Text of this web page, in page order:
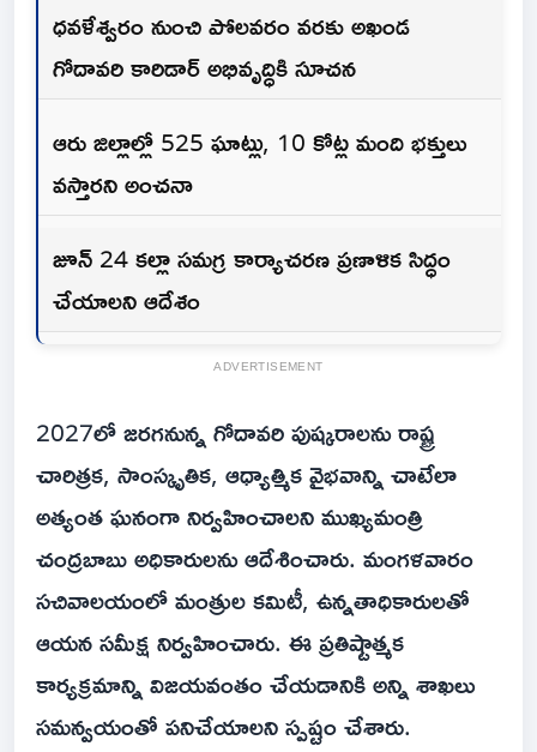
ధవళేశ్వరం నుంచి పోలవరం వరకు అఖండ
గోదావరి కారిడార్ అభివృద్ధికి సూచన
ఆరు జిల్లాల్లో 525 ఘాట్లు, 10 కోట్ల మంది భక్తులు
వస్తారని అంచనా
జూన్ 24 కల్లా సమగ్ర కార్యాచరణ ప్రణాళిక సిద్ధం
చేయాలని ఆదేశం
ADVERTISEMENT
2027లో జరగనున్న గోదావరి పుష్కరాలను రాష్ట్ర
చారిత్రక, సాంస్కృతిక, ఆధ్యాత్మిక వైభవాన్ని చాటేలా
అత్యంత ఘనంగా నిర్వహించాలని ముఖ్యమంత్రి
చంద్రబాబు అధికారులను ఆదేశించారు. మంగళవారం
సచివాలయంలో మంత్రుల కమిటీ, ఉన్నతాధికారులతో
ఆయన సమీక్ష నిర్వహించారు. ఈ ప్రతిష్టాత్మక
కార్యక్రమాన్ని విజయవంతం చేయడానికి అన్ని శాఖలు
సమన్వయంతో పనిచేయాలని స్పష్టం చేశారు.